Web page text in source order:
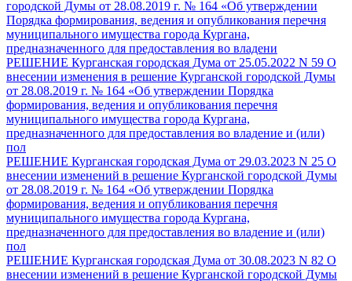
городской Думы от 28.08.2019 г. № 164 «Об утверждении
Порядка формирования, ведения и опубликования перечня
муниципального имущества города Кургана,
предназначенного для предоставления во владени
РЕШЕНИЕ Курганская городская Дума от 25.05.2022 N 59 О
внесении изменения в решение Курганской городской Думы
от 28.08.2019 г. № 164 «Об утверждении Порядка
формирования, ведения и опубликования перечня
муниципального имущества города Кургана,
предназначенного для предоставления во владение и (или)
пол
РЕШЕНИЕ Курганская городская Дума от 29.03.2023 N 25 О
внесении изменений в решение Курганской городской Думы
от 28.08.2019 г. № 164 «Об утверждении Порядка
формирования, ведения и опубликования перечня
муниципального имущества города Кургана,
предназначенного для предоставления во владение и (или)
пол
РЕШЕНИЕ Курганская городская Дума от 30.08.2023 N 82 О
внесении изменений в решение Курганской городской Думы